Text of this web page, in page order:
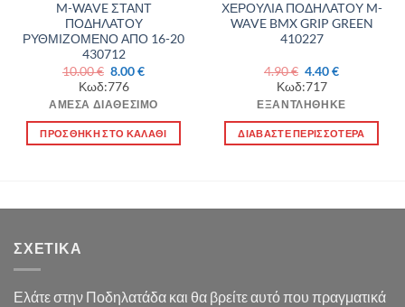
M-WAVE ΣΤΑΝΤ
ΠΟΔΗΛΑΤΟΥ
ΡΥΘΜΙΖΟΜΕΝΟ ΑΠΟ 16-20
430712
10.00€ Original
price
was:
10.00 €.
8.00€Η
είναι:
Κωδ:776
ΆΜΕΣΑ ΔΙΑΘΈΣΙΜΟ
ΠΡΟΣΘΉΚΗ ΣΤΟ ΚΑΛΆΘΙ
ΧΕΡΟΥΛΙΑ ΠΟΔΗΛΑΤΟΥ M-
WAVE BMX GRIP GREEN
410227
4.90€ Original
price
was:
4.90 €.
4.40€Η
είναι:
Κωδ:717
ΕΞΑΝΤΛΉΘΗΚΕ
ΔΙΑΒΆΣΤΕ ΠΕΡΙΣΣΌΤΕΡΑ
ΣΧΕΤΙΚΆ
Ελάτε στην Ποδηλατάδα και θα βρείτε αυτό που πραγματικά